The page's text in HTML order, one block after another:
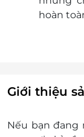
hoàn
Hạng
Diện tích
Tiện
Tiện ích khác:
Giới thiệu
Nếu bạn đang